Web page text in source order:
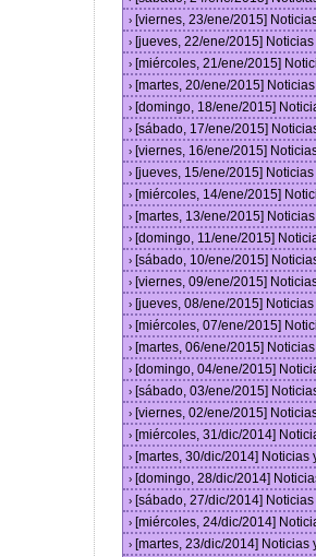
› [viernes, 23/ene/2015]
› [jueves, 22/ene/2015]
› [miércoles, 21/ene/2015]
› [martes, 20/ene/2015]
› [domingo, 18/ene/2015]
› [sábado, 17/ene/2015]
› [viernes, 16/ene/2015]
› [jueves, 15/ene/2015]
› [miércoles, 14/ene/2015]
› [martes, 13/ene/2015]
› [domingo, 11/ene/2015]
› [sábado, 10/ene/2015]
› [viernes, 09/ene/2015]
› [jueves, 08/ene/2015]
› [miércoles, 07/ene/2015]
› [martes, 06/ene/2015]
› [domingo, 04/ene/2015]
› [sábado, 03/ene/2015]
› [viernes, 02/ene/2015]
› [miércoles, 31/dic/2014]
› [martes, 30/dic/2014]
› [domingo, 28/dic/2014]
› [sábado, 27/dic/2014]
› [miércoles, 24/dic/2014]
› [martes, 23/dic/2014]